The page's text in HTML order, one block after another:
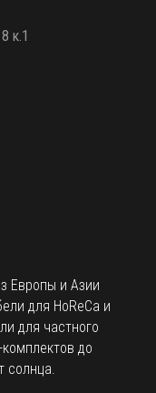
Европы и Азии
для HoReCa и
для частного
до
солнца.
к.1